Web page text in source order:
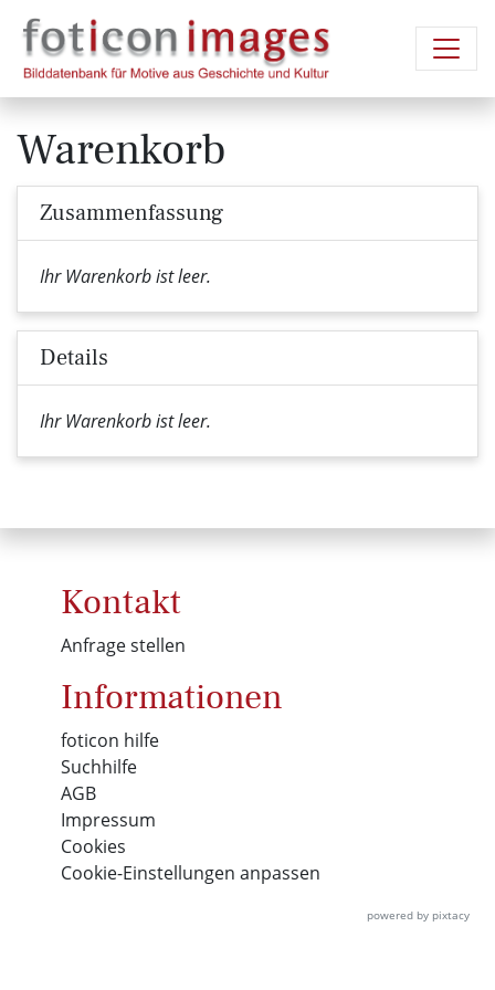
Warenkorb
Zusammenfassung
Ihr Warenkorb ist leer.
Details
Ihr Warenkorb ist leer.
Kontakt
Anfrage stellen
Informationen
foticon hilfe
Suchhilfe
AGB
Impressum
Cookies
Cookie-Einstellungen anpassen
powered by pixtacy